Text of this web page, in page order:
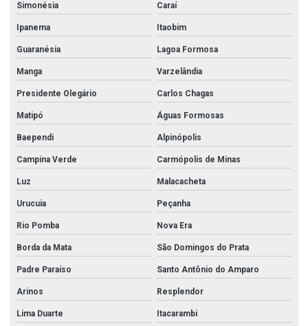
Simonésia Caraí
Ipanema Itaobim
Guaranésia Lagoa Formosa
Manga Varzelândia
Presidente Olegário Carlos Chagas
Matipó Águas Formosas
Baependi Alpinópolis
Campina Verde Carmópolis de Minas
Luz Malacacheta
Urucuia Peçanha
Rio Pomba Nova Era
Borda da Mata São Domingos do Prata
Padre Paraíso Santo Antônio do Amparo
Arinos Resplendor
Lima Duarte Itacarambi